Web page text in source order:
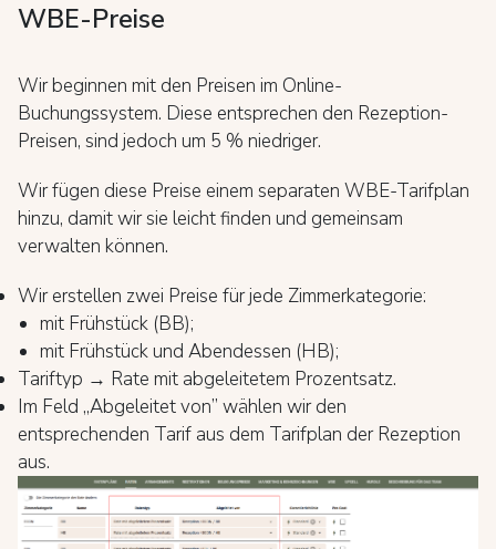
WBE-Preise
Wir beginnen mit den Preisen im Online-
Buchungssystem. Diese entsprechen den Rezeption-
Preisen, sind jedoch um 5 % niedriger.
Wir fügen diese Preise einem separaten WBE-Tarifplan
hinzu, damit wir sie leicht finden und gemeinsam
verwalten können.
Wir erstellen zwei Preise für jede Zimmerkategorie:
mit Frühstück (BB);
mit Frühstück und Abendessen (HB);
Tariftyp → Rate mit abgeleitetem Prozentsatz.
Im Feld „Abgeleitet von” wählen wir den
entsprechenden Tarif aus dem Tarifplan der Rezeption
aus.